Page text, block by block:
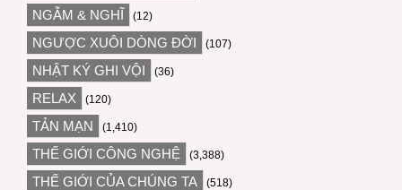
NGẪM & NGHĨ (12)
NGƯỢC XUÔI DÒNG ĐỜI (107)
NHẬT KÝ GHI VỘI (36)
RELAX (120)
TẢN MẠN (1,410)
THẾ GIỚI CÔNG NGHỆ (3,388)
THẾ GIỚI CỦA CHÚNG TA (518)